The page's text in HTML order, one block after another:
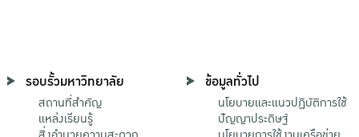
รอบรั้วมหาวิทยาลัย
สถานที่สำคัญ
แหล่งเรียนรู้
ข้อมูลทั่วไป
นโยบายและแนวปฏิบัติการใช้
ปัญญาประดิษฐ์